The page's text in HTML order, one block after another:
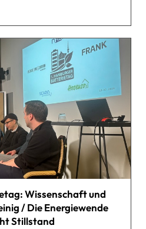
Wissenschaft und
/ Die Energiewende
Stillstand